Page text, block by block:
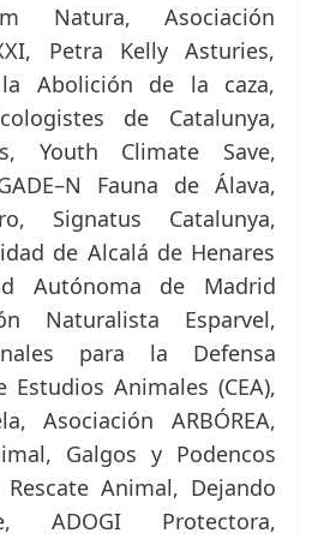
Natura, Asociación
Petra Kelly Asturies,
Abolición de la caza,
de Catalunya,
Youth Climate Save,
Fauna de Álava,
Signatus Catalunya,
de Alcalá de Henares
Autónoma de Madrid
Naturalista Esparvel,
para la Defensa
Estudios Animales (CEA),
Asociación ARBÓREA,
Galgos y Podencos
Animal, Dejando
ADOGI Protectora,